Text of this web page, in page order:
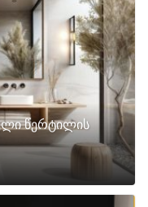
წერტილის